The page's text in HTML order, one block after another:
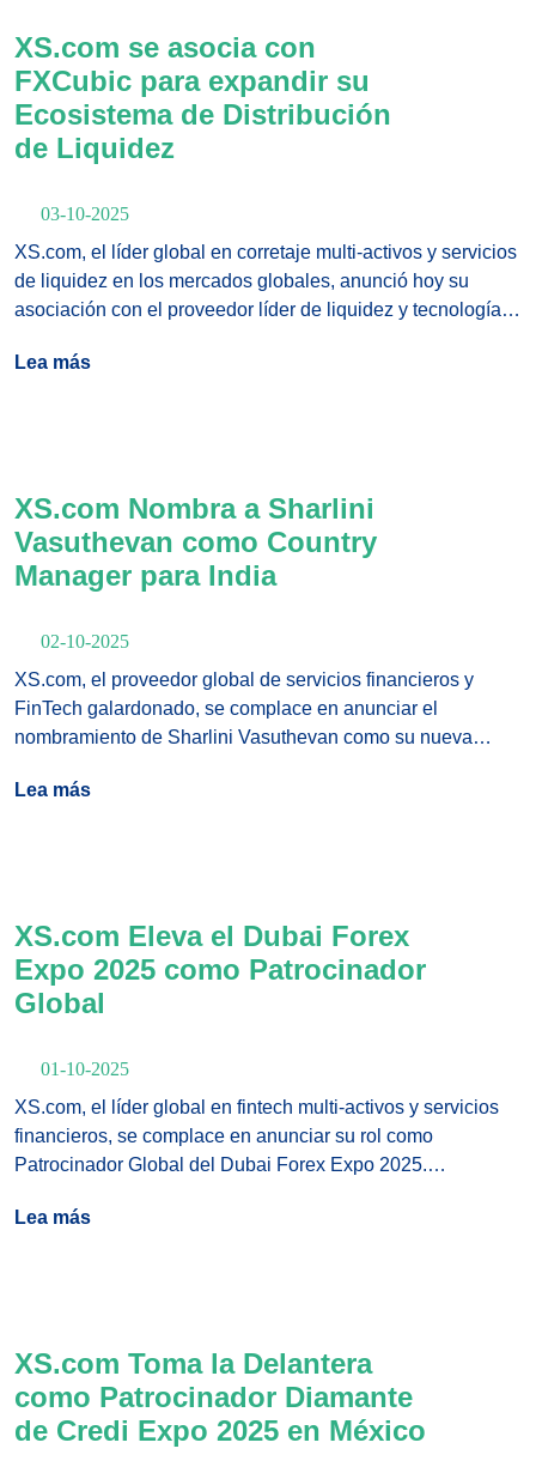
XS.com se asocia con
FXCubic para expandir su
Ecosistema de Distribución
de Liquidez
03-10-2025
XS.com, el líder global en corretaje multi-activos y servicios
de liquidez en los mercados globales, anunció hoy su
asociación con el proveedor líder de liquidez y tecnología
inversionistas institucionales y brókers minoristas a los
Lea más
XS.com Nombra a Sharlini
Vasuthevan como Country
Manager para India
02-10-2025
XS.com, el proveedor global de servicios financieros y
FinTech galardonado, se complace en anunciar el
nombramiento de Sharlini Vasuthevan como su nueva
compromiso del Grupo de ampliar su presencia en uno de
Lea más
XS.com Eleva el Dubai Forex
Expo 2025 como Patrocinador
Global
01-10-2025
XS.com, el líder global en fintech multi-activos y servicios
financieros, se complace en anunciar su rol como
Patrocinador Global del Dubai Forex Expo 2025.
y 7 de octubre en el Dubai World Trade Center.
Lea más
XS.com Toma la Delantera
como Patrocinador Diamante
de Credi Expo 2025 en México